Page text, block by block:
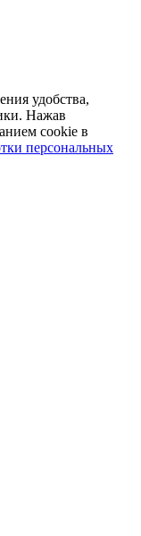
удобства,
Нажав
cookie в
персональных